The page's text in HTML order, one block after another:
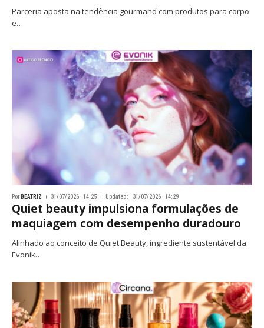
Parceria aposta na tendência gourmand com produtos para corpo
e…
Por BEATRIZ 31/07/2026 · 14:25 Updated: 31/07/2026 · 14:29
Quiet beauty impulsiona formulações de
maquiagem com desempenho duradouro
Alinhado ao conceito de Quiet Beauty, ingrediente sustentável da
Evonik…